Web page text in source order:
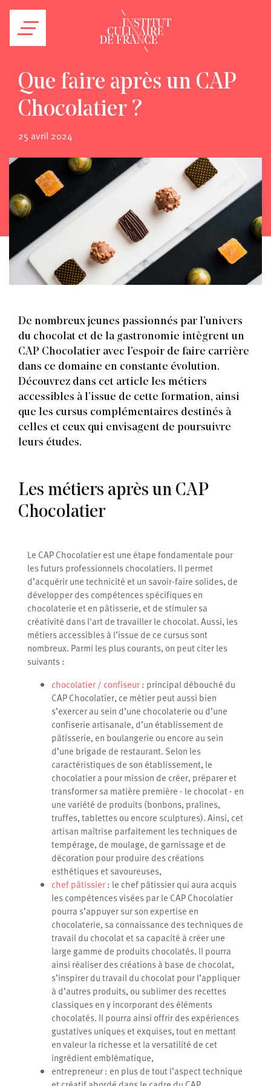
Que faire après un CAP
Chocolatier ?
25 avril 2024
De nombreux jeunes passionnés par l’univers
du chocolat et de la gastronomie intègrent un
CAP Chocolatier avec l’espoir de faire carrière
dans ce domaine en constante évolution.
Découvrez dans cet article les métiers
accessibles à l’issue de cette formation, ainsi
que les cursus complémentaires destinés à
celles et ceux qui envisagent de poursuivre
leurs études.
Les métiers après un CAP
Chocolatier
Le CAP Chocolatier est une étape fondamentale pour
les futurs professionnels chocolatiers. Il permet
d’acquérir une technicité et un savoir-faire solides, de
développer des compétences spécifiques en
chocolaterie et en pâtisserie, et de stimuler sa
créativité dans l'art de travailler le chocolat. Aussi, les
métiers accessibles à l’issue de ce cursus sont
nombreux. Parmi les plus courants, on peut citer les
suivants :
chocolatier / confiseur: principal débouché du
CAP Chocolatier, ce métier peut aussi bien
s’exercer au sein d’une chocolaterie ou d’une
confiserie artisanale, d’un établissement de
pâtisserie, en boulangerie ou encore au sein
d’une brigade de restaurant. Selon les
caractéristiques de son établissement, le
chocolatier a pour mission de créer, préparer et
transformer sa matière première - le chocolat - en
une variété de produits (bonbons, pralines,
truffes, tablettes ou encore sculptures). Ainsi, cet
artisan maîtrise parfaitement les techniques de
tempérage, de moulage, de garnissage et de
décoration pour produire des créations
esthétiques et savoureuses,
chef pâtissier: le chef pâtissier qui aura acquis
les compétences visées par le CAP Chocolatier
pourra s’appuyer sur son expertise en
chocolaterie, sa connaissance des techniques de
travail du chocolat et sa capacité à créer une
large gamme de produits chocolatés. Il pourra
ainsi réaliser des créations à base de chocolat,
s’inspirer du travail du chocolat pour l’appliquer
à d’autres produits, ou sublimer des recettes
classiques en y incorporant des éléments
chocolatés. Il pourra ainsi offrir des expériences
gustatives uniques et exquises, tout en mettant
en valeur la richesse et la versatilité de cet
ingrédient emblématique,
entrepreneur: en plus de tout l’aspect technique